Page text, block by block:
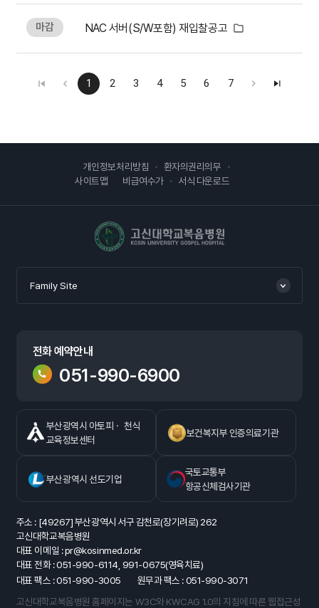
마감 NAC 서버(S/W포함) 재입찰공고
1 2 3 4 5 6 7
개인정보처리방침
환자의권리의무
사이트맵
비급여수가 서식 다운로드
Family Site
전화 예약안내
051-990-6900
부산광역시 아토피ㆍ 천식
교육정보센터
보건복지부 인증의료기관
부산광역시 선도기업
국토교통부
항공신체검사기관
주소 : [49267] 부산광역시 서구 감천로(장기려로) 262
고신대학교복음병원
대표 이메일 : pr@kosinmed.or.kr
대표 전화 : 051-990-6114, 991-0675(영육치료)
대표 팩스 : 051-990-3005
원무과 팩스 : 051-990-3071
고신대학교복음병원 홈페이지는 W3C와 KWCAG 1.0의 지침에 따른 웹접근성